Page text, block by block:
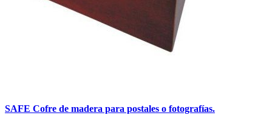
SAFE Cofre de madera para postales o fotografías.